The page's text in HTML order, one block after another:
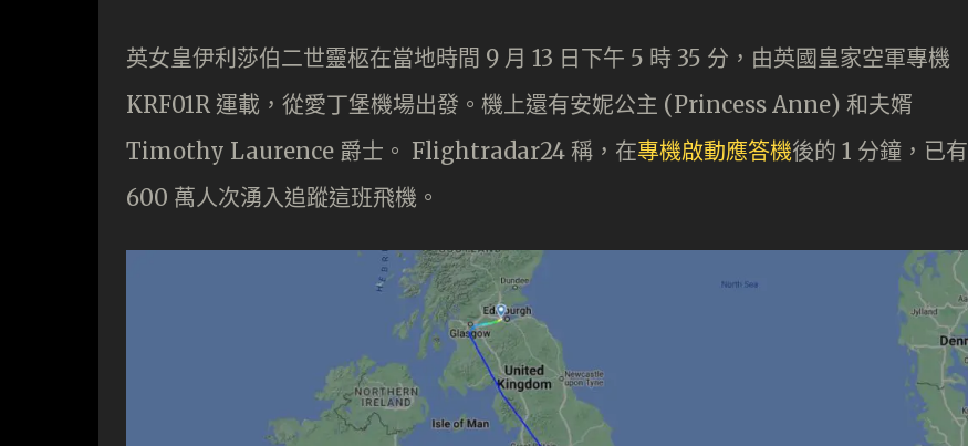
英女皇伊利莎伯二世靈柩在當地時間 9 月 13 日下午 5 時 35 分，由英國皇家空軍專機
KRF01R 運載，從愛丁堡機場出發。機上還有安妮公主 (Princess Anne) 和夫婿
Timothy Laurence 爵士。 Flightradar24 稱，在專機啟動應答機後的 1 分鐘，已有
600 萬人次湧入追蹤這班飛機。